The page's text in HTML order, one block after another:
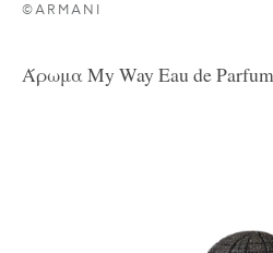
©ARMANI
Άρωμα My Way Eau de